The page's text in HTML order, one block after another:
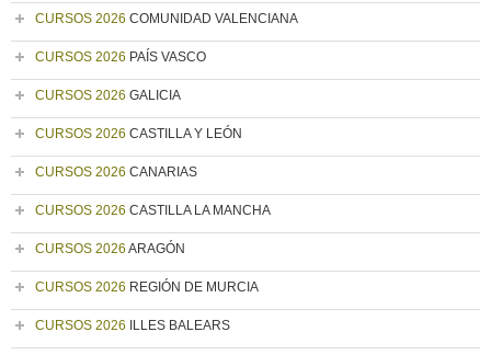
CURSOS 2026 COMUNIDAD VALENCIANA
CURSOS 2026 PAÍS VASCO
CURSOS 2026 GALICIA
CURSOS 2026 CASTILLA Y LEÓN
CURSOS 2026 CANARIAS
CURSOS 2026 CASTILLA LA MANCHA
CURSOS 2026 ARAGÓN
CURSOS 2026 REGIÓN DE MURCIA
CURSOS 2026 ILLES BALEARS